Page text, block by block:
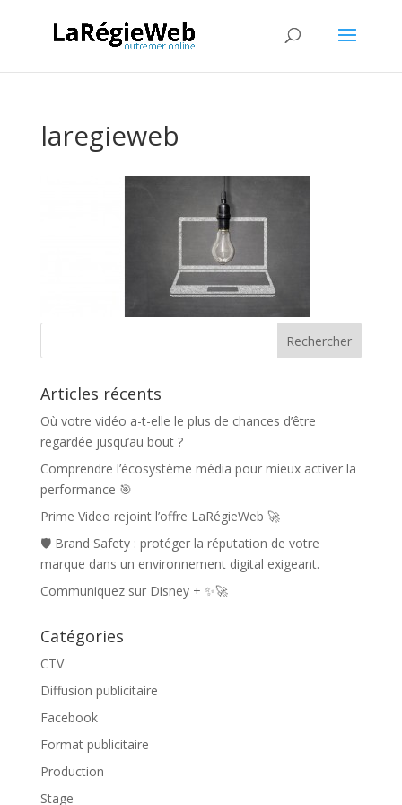
laregieweb
Articles récents
Où votre vidéo a-t-elle le plus de chances d’être
regardée jusqu’au bout ?
Comprendre l’écosystème média pour mieux activer la
performance 🎯
Prime Video rejoint l’offre LaRégieWeb 🚀
🛡️ Brand Safety : protéger la réputation de votre
marque dans un environnement digital exigeant.
Communiquez sur Disney + ✨🚀
Catégories
CTV
Diffusion publicitaire
Facebook
Format publicitaire
Production
Stage